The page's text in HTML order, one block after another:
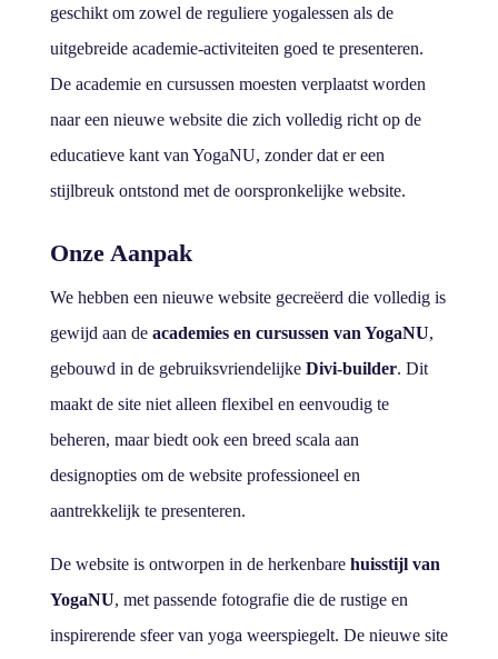
geschikt om zowel de reguliere yogalessen als de
uitgebreide academie-activiteiten goed te presenteren.
De academie en cursussen moesten verplaatst worden
naar een nieuwe website die zich volledig richt op de
educatieve kant van YogaNU, zonder dat er een
stijlbreuk ontstond met de oorspronkelijke website.
Onze Aanpak
We hebben een nieuwe website gecreëerd die volledig is
gewijd aan de academies en cursussen van YogaNU,
gebouwd in de gebruiksvriendelijke Divi-builder. Dit
maakt de site niet alleen flexibel en eenvoudig te
beheren, maar biedt ook een breed scala aan
designopties om de website professioneel en
aantrekkelijk te presenteren.
De website is ontworpen in de herkenbare huisstijl van
YogaNU, met passende fotografie die de rustige en
inspirerende sfeer van yoga weerspiegelt. De nieuwe site